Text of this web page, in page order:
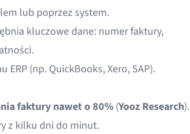
lub poprzez system.
kluczowe dane: numer faktury,
ERP (np. QuickBooks, Xero, SAP).
faktury nawet o 80%(Yooz Research).
z kilku dni do minut.